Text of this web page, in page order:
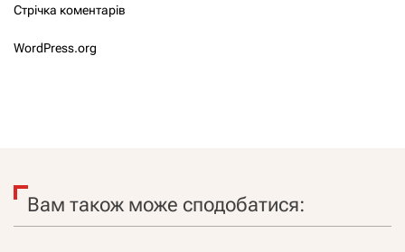
Стрічка коментарів
WordPress.org
Вам також може сподобатися: